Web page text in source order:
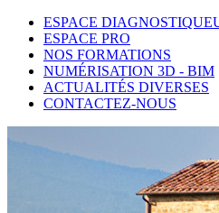
ESPACE
ESPACE PRO
NOS FORMATIONS
NUMÉRISATION 3D - BIM
ACTUALITÉS DIVERSES
CONTACTEZ-NOUS